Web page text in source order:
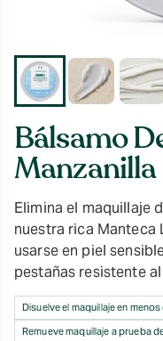
Bálsamo
Manzanilla
Elimina el maquillaje
nuestra rica Manteca
usarse en piel
pestañas resistente
Disuelve el maquillaje en
Remueve maquillaje a prueba